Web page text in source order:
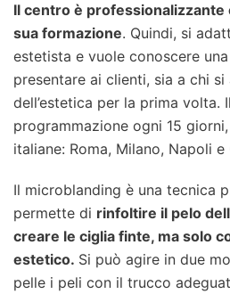
Il centro è
sua formazione. Quindi, si
estetista e vuole conoscere
presentare ai clienti, sia a chi
dell’estetica per la prima volta.
programmazione ogni 15
italiane: Roma, Milano, Napoli e
Il microblanding è una tecnica
permette di rinfoltire il pelo
creare le ciglia finte, ma solo
estetico. Si può agire in due
pelle i peli con il trucco